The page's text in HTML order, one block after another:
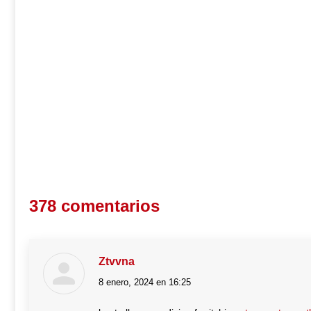
378 comentarios
Ztvvna
dice:
8 enero, 2024 en 16:25